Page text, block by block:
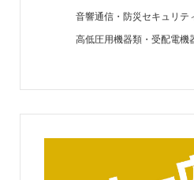
音響通信・防災セキュリテ
高低圧用機器類・受配電機